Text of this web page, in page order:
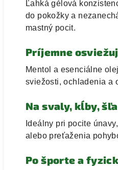
Ľahká gélová
do pokožky a
mastný pocit.
Príjemne
Mentol a esenciálne
sviežosti, ochladenia a
Na svaly, kĺby,
Ideálny pri pocite
alebo preťaženia
Po športe a